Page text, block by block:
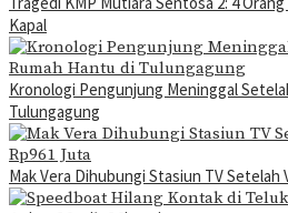
Kapal
Kronologi Pengunjung Meninggal
Tulungagung
Mak Vera Dihubungi Stasiun TV Setelah